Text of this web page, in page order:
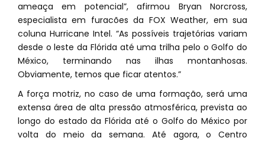
ameaça em potencial”, afirmou Bryan Norcross,
especialista em furacões da FOX Weather, em sua
coluna Hurricane Intel. “As possíveis trajetórias variam
desde o leste da Flórida até uma trilha pelo o Golfo do
México, terminando nas ilhas montanhosas.
Obviamente, temos que ficar atentos.”
A força motriz, no caso de uma formação, será uma
extensa área de alta pressão atmosférica, prevista ao
longo do estado da Flórida até o Golfo do México por
volta do meio da semana. Até agora, o Centro